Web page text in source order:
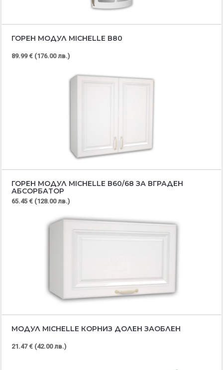
ГОРЕН МОДУЛ MICHELLE В80
89.99 € (176.00 лв.)
ГОРЕН МОДУЛ MICHELLE В60/68 ЗА ВГРАДЕН
АБСОРБАТОР
65.45 € (128.00 лв.)
МОДУЛ MICHELLE КОРНИЗ ДОЛЕН ЗАОБЛЕН
21.47 € (42.00 лв.)